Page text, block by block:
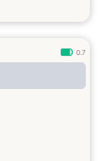
0.7